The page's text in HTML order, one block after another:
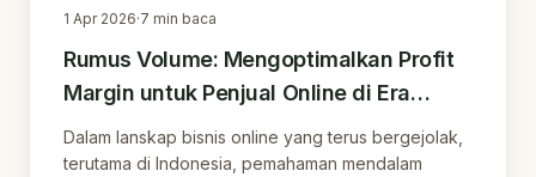
1 Apr 2026·7 min baca
Rumus Volume: Mengoptimalkan Profit
Margin untuk Penjual Online di Era
Digital
Dalam lanskap bisnis online yang terus bergejolak,
terutama di Indonesia, pemahaman mendalam